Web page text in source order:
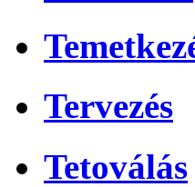
Tervezés
Tetoválás